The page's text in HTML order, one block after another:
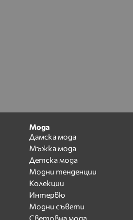
Мода
Дамска мода
Мъжка мода
Детска мода
Модни тенденции
Колекции
Интервю
Модни съвети
Световна мода